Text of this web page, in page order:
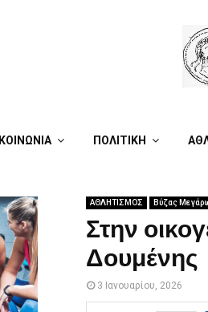
ΚΟΙΝΩΝΙΑ ΠΟΛΙΤΙΚΗ
ΑΘΛΗΤΙΣΜΟΣ Βύζας
Στην
Δουμένης
3 Ιανουαρίου, 2026